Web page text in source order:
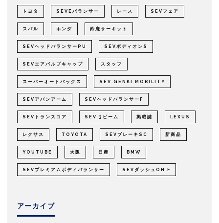
トヨタ SEVEバランサー レース SEVフェア
スバル ホンダ 鈴鹿サーキット
SEVヘッドバランサーPU SEVボディオンS
SEVエアバルブキャップ スタッフ
スーパーオートバックス SEV GENKI MOBILITY
SEVアバンアーム SEVヘッドバランサーF
SEVトランスコア SEV 3ビーム 掲載誌 LEXUS
レクサス TOYOTA SEVブレーキSC 新商品
YOUTUBE 大阪 日産 BMW
SEVプレミアムボディバランサー SEVダッシュON F
アーカイブ